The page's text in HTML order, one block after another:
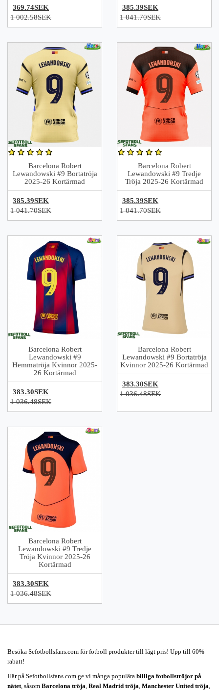
369.74SEK
1 002.58SEK
385.39SEK
1 041.70SEK
Barcelona Robert
Lewandowski #9 Bortatröja
2025-26 Kortärmad
385.39SEK
1 041.70SEK
Barcelona Robert
Lewandowski #9 Tredje
Tröja 2025-26 Kortärmad
385.39SEK
1 041.70SEK
Barcelona Robert
Lewandowski #9
Hemmatröja Kvinnor 2025-
26 Kortärmad
383.30SEK
1 036.48SEK
Barcelona Robert
Lewandowski #9 Bortatröja
Kvinnor 2025-26 Kortärmad
383.30SEK
1 036.48SEK
Barcelona Robert
Lewandowski #9 Tredje
Tröja Kvinnor 2025-26
Kortärmad
383.30SEK
1 036.48SEK
Besöka Sefotbollsfans.com för fotboll produkter till lågt pris! Upp till 60%
rabatt!
Här på Sefotbollsfans.com ge vi många populära billiga fotbollströjor på
nätet , såsom Barcelona tröja Real Madrid tröja Manchester United tröja